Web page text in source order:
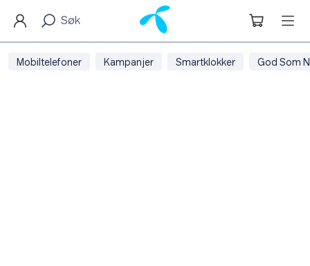
Mobiltelefoner Kampanjer Smartklokker God Som